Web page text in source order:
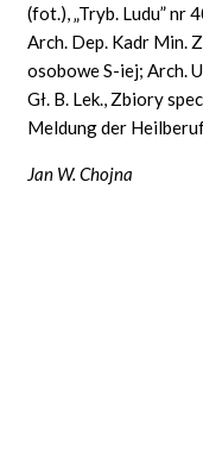
(fot.), „Tryb. Ludu” nr
Arch. Dep. Kadr Min.
osobowe S-iej; Arch.
Gł. B. Lek., Zbiory
Meldung der
Jan W. Chojna